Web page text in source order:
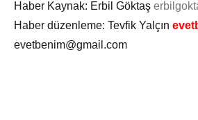
Haber Kaynak: Erbil Göktaş
Haber düzenleme: Tevfik Yalçın
evetbenim@gmail.com